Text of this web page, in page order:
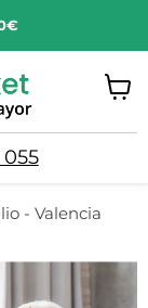
- Valencia